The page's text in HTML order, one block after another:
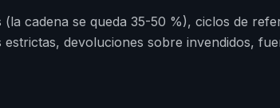
cadena se queda 35-50 %), ciclos de
devoluciones sobre invendidos,